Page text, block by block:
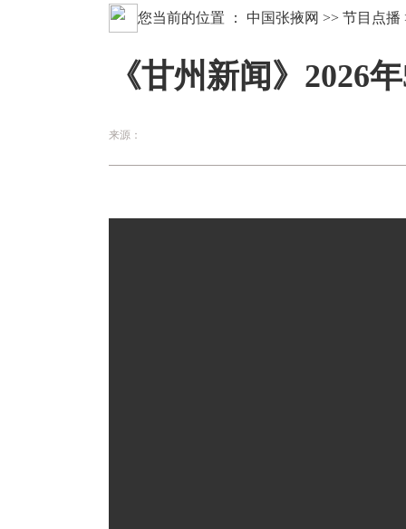
您当前的位置 ： 中国张掖网 >> 节目点播
《甘州新闻》2026
来源：